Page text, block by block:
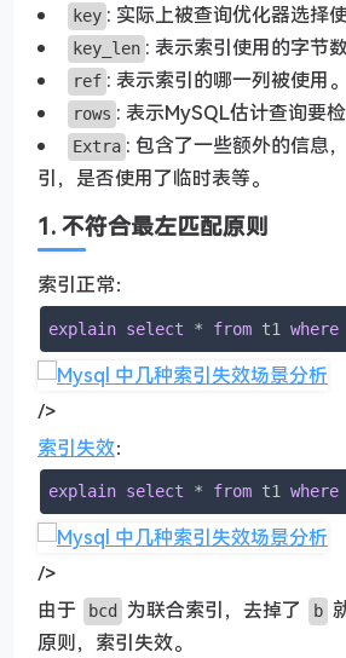
key : 实际上被查询优化器选择
key_len : 表示索引使用的字节数
ref : 表示索引的哪一列被使用。
rows : 表示MySQL估计查询要检
Extra : 包含了一些额外的信息
引，是否使用了临时表等。
1. 不符合最左匹配原则
索引正常：
explain select * from t1 where
/>
索引失效：
explain select * from t1 where
/>
由于
bcd 为联合索引，去掉了 b
原则，索引失效。